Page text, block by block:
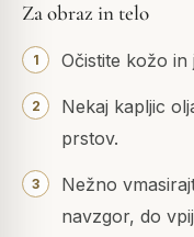
Za obraz in telo
Očistite kožo in
Nekaj kapljic
prstov.
Nežno
navzgor, do